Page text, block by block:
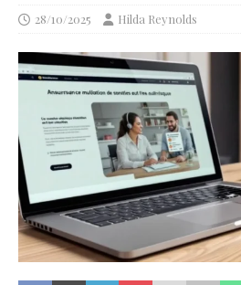
28/10/2025 Hilda Reynolds